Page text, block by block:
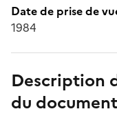
Date de prise de
1984
Description
du